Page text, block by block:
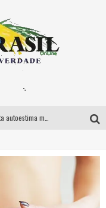
“Crie o Impossível” abre inscrições e convoca alunos de escolas públicas de todo o país